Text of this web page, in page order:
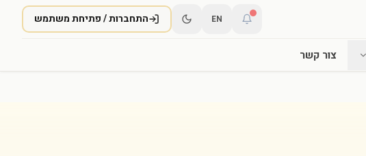
EN התחברות / פתיחת משתמש
צור קשר